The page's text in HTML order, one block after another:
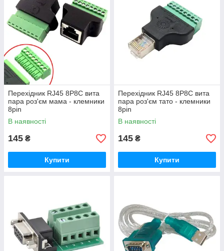
Перехідник RJ45 8P8C вита
пара роз'єм мама - клемники
8pin
В наявності
145 ₴
Купити
Перехідник RJ45 8P8C вита
пара роз'єм тато - клемники
8pin
В наявності
145 ₴
Купити